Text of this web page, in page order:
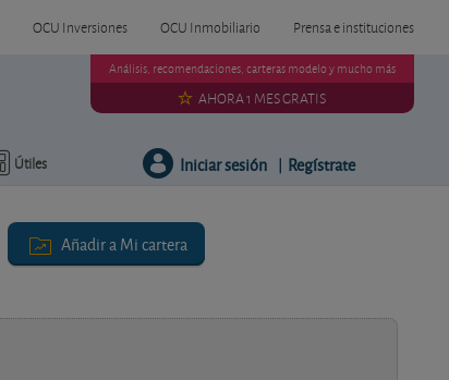
OCU Inversiones OCU Inmobiliario Prensa e instituciones
Útiles
Análisis, recomendaciones, carteras modelo y mucho más
AHORA 1 MES GRATIS
Iniciar sesión | Regístrate
Añadir a Mi cartera